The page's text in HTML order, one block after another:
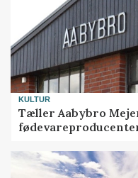
KULTUR
Tæller Aabybro